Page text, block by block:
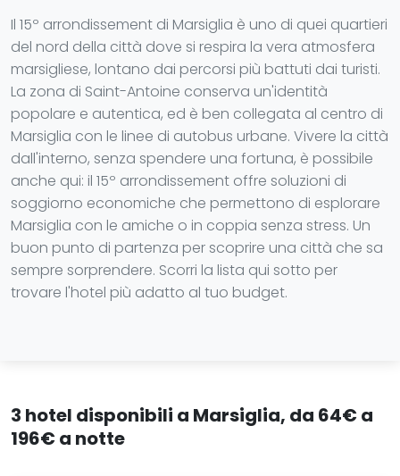
Il 15º arrondissement di Marsiglia è uno di quei quartieri
del nord della città dove si respira la vera atmosfera
marsigliese, lontano dai percorsi più battuti dai turisti.
La zona di Saint-Antoine conserva un'identità
popolare e autentica, ed è ben collegata al centro di
Marsiglia con le linee di autobus urbane. Vivere la città
dall'interno, senza spendere una fortuna, è possibile
anche qui: il 15º arrondissement offre soluzioni di
soggiorno economiche che permettono di esplorare
Marsiglia con le amiche o in coppia senza stress. Un
buon punto di partenza per scoprire una città che sa
sempre sorprendere. Scorri la lista qui sotto per
trovare l'hotel più adatto al tuo budget.
3 hotel disponibili a Marsiglia, da 64€ a
196€ a notte